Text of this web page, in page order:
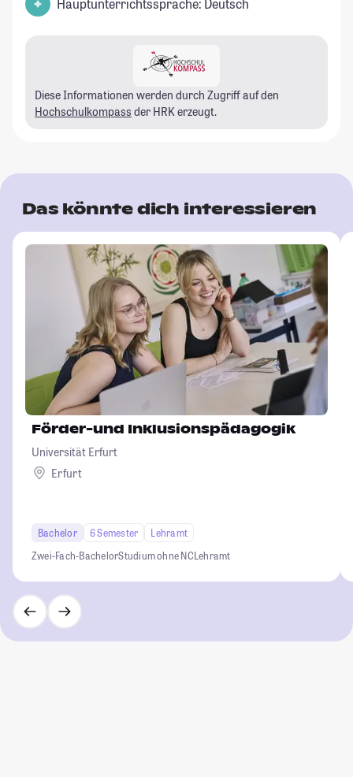
Hauptunterrichtssprache: Deutsch
Diese Informationen werden durch Zugriff auf den
Hochschulkompass der HRK erzeugt.
Das könnte dich interessieren
Förder-und Inklusionspädagogik
Universität Erfurt
Erfurt
Bachelor 6 Semester
Lehramt
Zwei-Fach-BachelorStudium ohne NCLehramt